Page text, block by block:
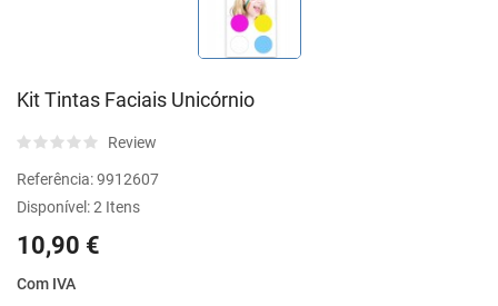
Kit Tintas Faciais Unicórnio
Review
Referência:9912607
Disponível:2 Itens
10,90 €
Com IVA